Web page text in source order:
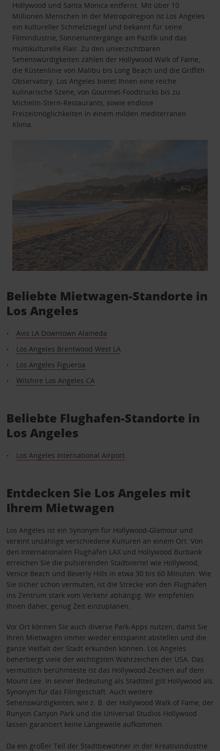
Hollywood und Santa Monica entfernt. Mit über 10
Millionen Menschen in der Metropolregion ist Los Angeles
ein kultureller Schmelztiegel und bekannt für seine
Filmindustrie, Sonnenuntergänge am Pazifik und das
multikulturelle Flair. Zu den unverzichtbaren
Sehenswürdigkeiten zählen der Hollywood Walk of Fame,
die Küstenlinie von Malibu bis Long Beach und die Griffith
Observatory. Los Angeles bietet Ihnen eine reiche
kulinarische Szene, von Gourmet-Foodtrucks bis zu
Michelin-Stern-Restaurants, sowie endlose
Freizeitmöglichkeiten in einem milden mediterranen
Klima.
Beliebte Mietwagen-Standorte in
Los Angeles
Avis LA Downtown Alameda
Los Angeles Brentwood West LA
Los Angeles Figueroa
Wilshire Los Angeles CA
Beliebte Flughafen-Standorte in
Los Angeles
Los Angeles International Airport
Entdecken Sie Los Angeles mit
Ihrem Mietwagen
Los Angeles ist ein Synonym für Hollywood-Glamour und
vereint unzählige verschiedene Kulturen an einem Ort. Von
den internationalen Flughäfen LAX und Hollywood Burbank
erreichen Sie die pulsierenden Stadtviertel wie Hollywood,
Venice Beach und Beverly Hills in etwa 30 bis 60 Minuten. Wie
Sie sicher schon vermuten, ist die Strecke von den Flughäfen
ins Zentrum stark vom Verkehr abhängig. Wir empfehlen
Ihnen daher, genug Zeit einzuplanen.
Vor Ort können Sie auch diverse Park-Apps nutzen, damit Sie
Ihren Mietwagen immer wieder entspannt abstellen und die
ganze Vielfalt der Stadt erkunden können. Los Angeles
beherbergt viele der wichtigsten Wahrzeichen der USA. Das
vermutlich berühmteste ist das Hollywood-Zeichen auf dem
Mount Lee. In seiner Bedeutung als Stadtteil gilt Hollywood als
Synonym für das Filmgeschäft. Auch weitere
Sehenswürdigkeiten, wie z. B. der Hollywood Walk of Fame, der
Runyon Canyon Park und die Universal Studios Hollywood
lassen garantiert keine Langeweile aufkommen.
Da ein großer Teil der Stadtbewohner in der Kreativindustrie